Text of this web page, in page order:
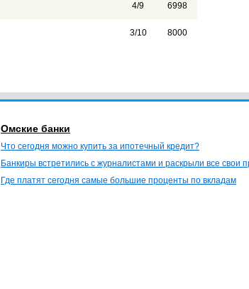
4/9 6998
3/10 8000
Омские банки
Что сегодня можно купить за ипотечный кредит?
Банкиры встретились с журналистами и раскрыли все свои
Где платят сегодня самые большие проценты по вкладам